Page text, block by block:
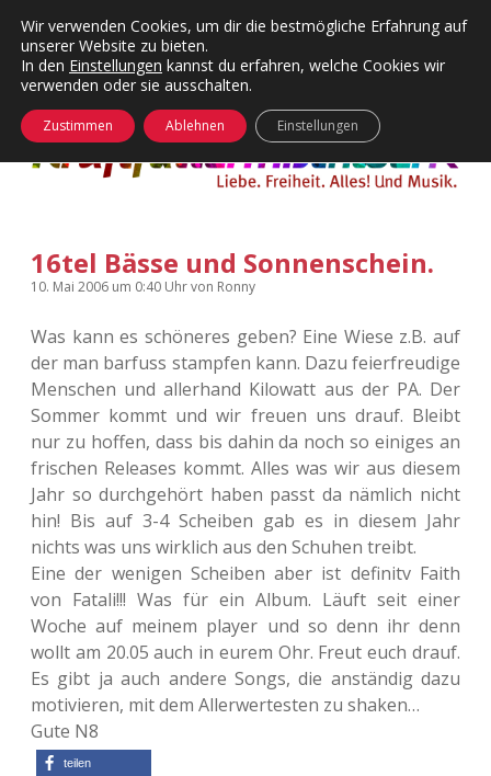
Kategorien
Menü
24 Hours Chilling
Die Wende
KFMW-Disco
Kopfkinomusik
Nur mal so
Täglicher Sinnwahn
Visuelles
Wandnotizen
KFMW-Disco
Dates
Contact
Menü
öffnen
Adventskalender 2010
Adventskalender 2011
Adventskalender 2012
Adventskalender 2013
Adventskalender 2014
Adventskalender 2015
Adventskalender 2016
facebook
instagram
rss soundcloud
vimeoBluesky
öffnen
16tel Bässe und Sonnenschein.
10. Mai 2006 um 0:40 Uhrvon Ronny
Was kann es schöneres geben? Eine Wiese z.B. auf
der man barfuss stampfen kann. Dazu feierfreudige
Menschen und allerhand Kilowatt aus der PA. Der
Sommer kommt und wir freuen uns drauf. Bleibt
nur zu hoffen, dass bis dahin da noch so einiges an
frischen Releases kommt. Alles was wir aus diesem
Jahr so durchgehört haben passt da nämlich nicht
hin! Bis auf 3-4 Scheiben gab es in diesem Jahr
nichts was uns wirklich aus den Schuhen treibt.
Eine der wenigen Scheiben aber ist definitv Faith
von Fatali!!! Was für ein Album. Läuft seit einer
Woche auf meinem player und so denn ihr denn
wollt am 20.05 auch in eurem Ohr. Freut euch drauf.
Es gibt ja auch andere Songs, die anständig dazu
motivieren, mit dem Allerwertesten zu shaken…
Gute N8
teilen
Wir verwenden Cookies, um dir die bestmögliche Erfahrung auf
unserer Website zu bieten.
In den Einstellungen kannst du erfahren, welche Cookies wir
verwenden oder sie ausschalten.
Zustimmen Ablehnen Einstellungen